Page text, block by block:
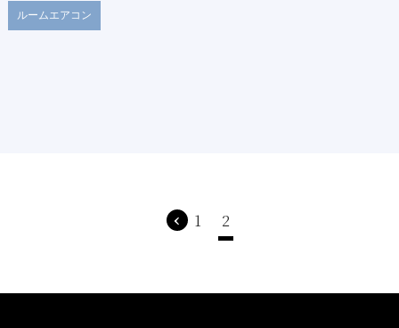
ルームエアコン
‹ 1 2